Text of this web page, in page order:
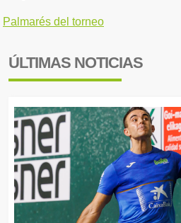
Palmarés del torneo
ÚLTIMAS NOTICIAS